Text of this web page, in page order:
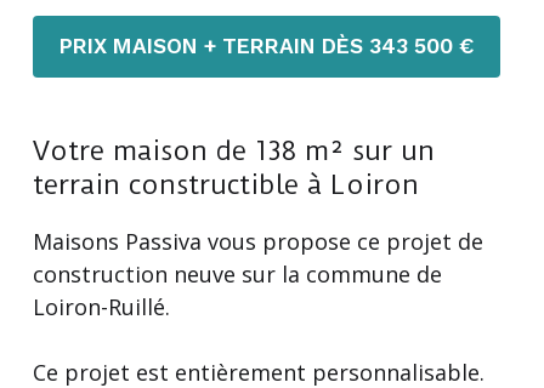
PRIX MAISON + TERRAIN DÈS 343 500 €
Votre maison de 138 m² sur un
terrain constructible à Loiron
Maisons Passiva vous propose ce projet de
construction neuve sur la commune de
Loiron-Ruillé.
Ce projet est entièrement personnalisable.